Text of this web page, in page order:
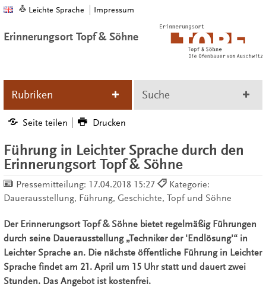
Leichte Sprache Impressum
Erinnerungsort Topf & Söhne
Rubriken Suche
Seite teilen Drucken
Führung in Leichter Sprache durch den
Erinnerungsort Topf & Söhne
Pressemitteilung: 17.04.2018 15:27
Kategorie:
Dauerausstellung, Führung, Geschichte, Topf und Söhne
Der Erinnerungsort Topf & Söhne bietet regelmäßig Führungen
durch seine Dauerausstellung „Techniker der 'Endlösung'“ in
Leichter Sprache an. Die nächste öffentliche Führung in Leichter
Sprache findet am 21. April um 15 Uhr statt und dauert zwei
Stunden. Das Angebot ist kostenfrei.